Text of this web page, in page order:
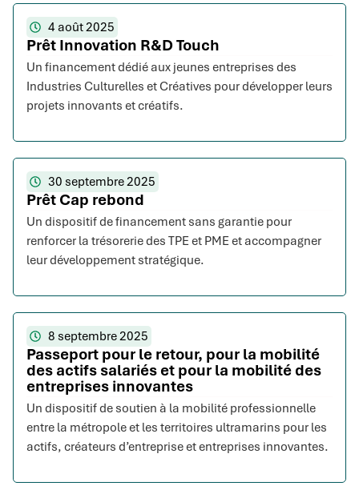
4 août 2025
Prêt Innovation R&D Touch
Un financement dédié aux jeunes entreprises des
Industries Culturelles et Créatives pour développer leurs
projets innovants et créatifs.
30 septembre 2025
Prêt Cap rebond
Un dispositif de financement sans garantie pour
renforcer la trésorerie des TPE et PME et accompagner
leur développement stratégique.
8 septembre 2025
Passeport pour le retour, pour la mobilité
des actifs salariés et pour la mobilité des
entreprises innovantes
Un dispositif de soutien à la mobilité professionnelle
entre la métropole et les territoires ultramarins pour les
actifs, créateurs d’entreprise et entreprises innovantes.